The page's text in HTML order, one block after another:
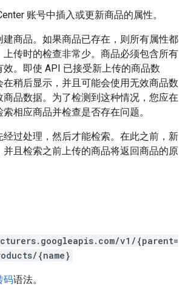
账号中插入或更新商品的属性。
建商品。如果商品已存在，则所有属性都
上传时的检查非常少。商品必须包含所有
效。即使 API 已接受新上传的商品数
稍后显示，并且可能会使用无效商品数
品数据。为了检测到这种情况，您应在
相应商品并检查是否存在问题。
经过处理，然后才能检索。在此之前，新
并且检索之前上传的商品将返回商品的原
v1/{parent=
{name}
码语法。